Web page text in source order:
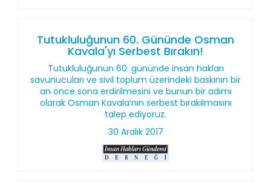
Tutukluluğunun 60. Gününde Osman
Kavala'yı Serbest Bırakın!
Tutukluluğunun 60. gününde insan hakları
savunucuları ve sivil toplum üzerindeki baskının bir
an önce sona erdirilmesini ve bunun bir adımı
olarak Osman Kavala’nın serbest bırakılmasını
talep ediyoruz.
30 Aralık 2017